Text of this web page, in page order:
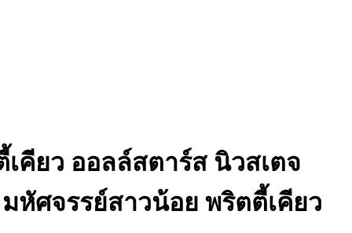
เคียว ออลล์สตาร์ส นิวสเตจ
มหัศจรรย์สาวน้อย พริตตี้เคียว